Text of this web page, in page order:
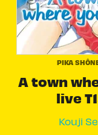
PIKA
A town
live
Kouji